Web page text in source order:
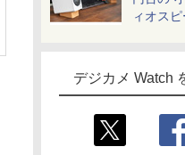
ィオス
デジカメ Watch